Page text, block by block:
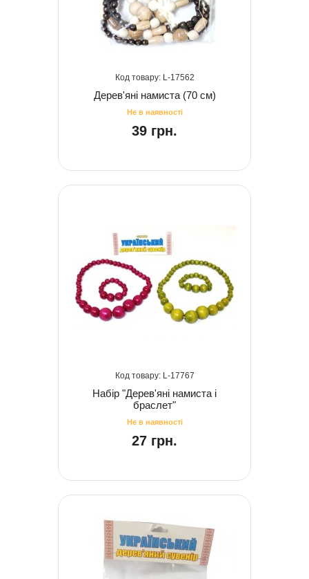
17562
Дерев'яні намиста (70 см)
39 грн.
17767
Набір "Дерев'яні намиста і
браслет"
27 грн.